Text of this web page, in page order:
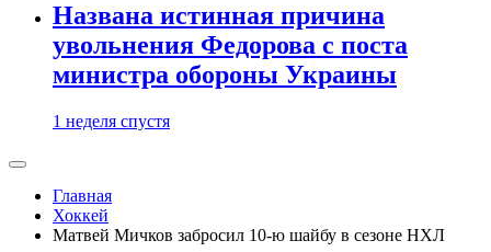
Названа истинная причина
увольнения Федорова с поста
министра обороны Украины
1 неделя спустя
Главная
Хоккей
Матвей Мичков забросил 10-ю шайбу в сезоне НХЛ